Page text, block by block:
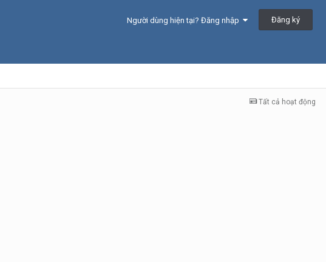
Người dùng hiện tại? Đăng nhập Đăng ký
Tất cả hoạt động